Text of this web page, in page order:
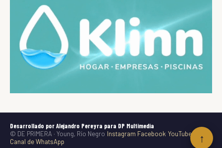
↑
Desarrollado por Alejandro Pereyra para DP Multimedia
© DE PRIMERA · Young, Río Negro Instagram Facebook YouTube
TikTok
Canal de WhatsApp